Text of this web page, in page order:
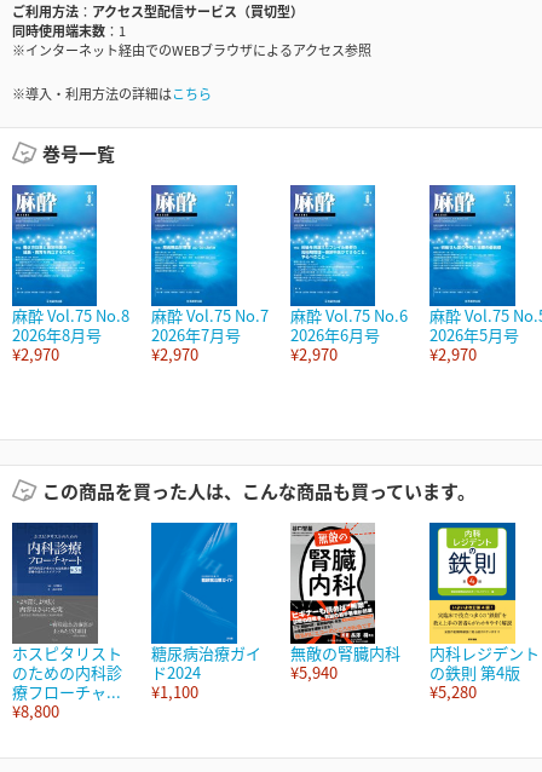
ご利用方法
アクセス型配信サービス（買切型）
同時使用端末数
1
※インターネット経由でのWEBブラウザによるアクセス参照
※導入・利用方法の詳細はこちら
巻号一覧
麻酔 Vol.75 No.8
2026年8月号
¥2,970
麻酔 Vol.75 No.7
2026年7月号
¥2,970
麻酔 Vol.75 No.6
2026年6月号
¥2,970
麻酔 Vol.75
2026年5月号
¥2,970
この商品を買った人は、こんな商品も買っています。
ホスピタリスト
のための内科診
療フローチャ...
¥8,800
糖尿病治療ガイ
ド2024
¥1,100
無敵の腎臓内科
¥5,940
内科レジデント
の鉄則 第4版
¥5,280